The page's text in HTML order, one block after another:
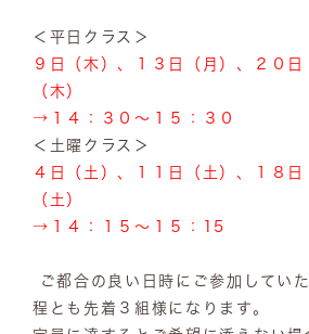
＜平日クラス＞
９日（木）、１３日（月）、２０日
（木）
→１４：３０～１５：３０
＜土曜クラス＞
４日（土）、１１日（土）、１８日
（土）
→１４：１５～１５：15
ご都合の良い日時にご参加してい
程とも先着３組様になります。